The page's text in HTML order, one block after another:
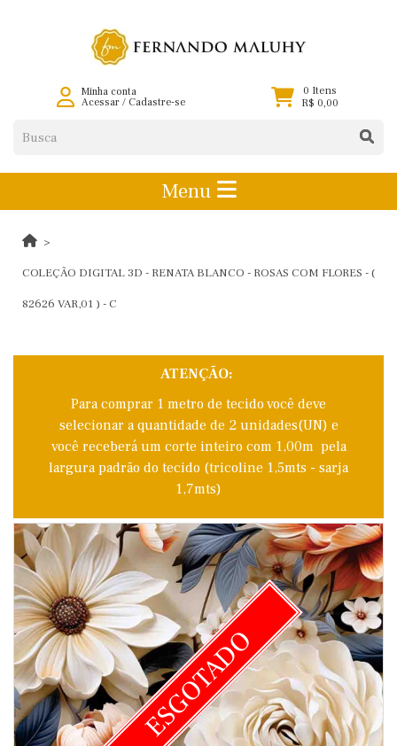
Minha conta
Acessar/ Cadastre-se
0 Itens
R$ 0,00
Menu
COLEÇÃO DIGITAL 3D - RENATA BLANCO - ROSAS COM FLORES - (
82626 VAR,01 ) - C
ATENÇÃO:
Para comprar 1 metro de tecido você deve
selecionar a quantidade de 2 unidades(UN) e
você receberá um corte inteiro com 1,00m pela
largura padrão do tecido (tricoline 1,5mts - sarja
1,7mts)
ESGOTADO